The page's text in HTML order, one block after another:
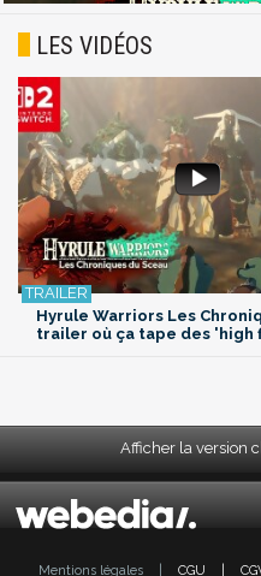
LES VIDÉOS
Hyrule Warriors Les
trailer où ça tape des 'high
Afficher la version
Mentions légales CGU